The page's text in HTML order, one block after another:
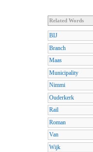
Related Words
BIJ
Branch
Maas
Municipality
Nimmi
Ouderkerk
Rail
Roman
Van
Wijk